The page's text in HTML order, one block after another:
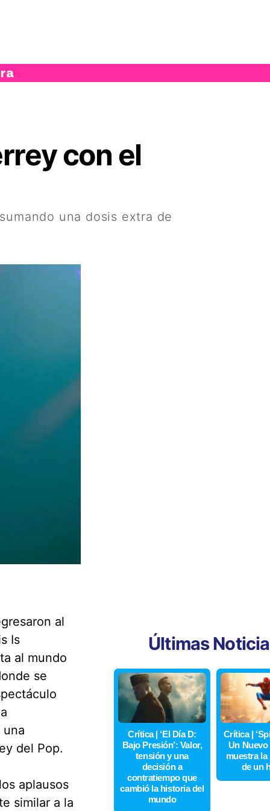
con el
una dosis extra de
al
Is
al mundo
se
del Pop.
aplausos
similar a la
Últimas
Crítica | ‘El Día D:
Bajo Presión’: Valor,
tensión y una
decisión a
contratiempo que
cambió la historia del
mundo
Crítica |
Un Nuevo
muestra la
de un